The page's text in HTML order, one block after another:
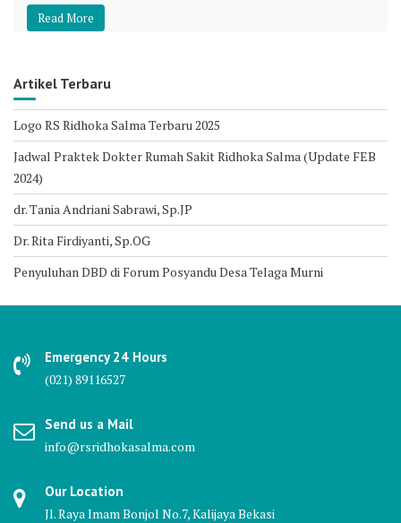
Read More
Artikel Terbaru
Logo RS Ridhoka Salma Terbaru 2025
Jadwal Praktek Dokter Rumah Sakit Ridhoka Salma (Update FEB
2024)
dr. Tania Andriani Sabrawi, Sp.JP
Dr. Rita Firdiyanti, Sp.OG
Penyuluhan DBD di Forum Posyandu Desa Telaga Murni
Emergency 24 Hours
(021) 89116527
Send us a Mail
info@rsridhokasalma.com
Our Location
Jl. Raya Imam Bonjol No.7, Kalijaya Bekasi